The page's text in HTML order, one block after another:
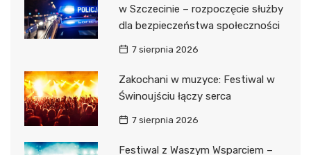
w Szczecinie – rozpoczęcie służby
dla bezpieczeństwa społeczności
7 sierpnia 2026
Zakochani w muzyce: Festiwal w
Świnoujściu łączy serca
7 sierpnia 2026
Festiwal z Waszym Wsparciem –